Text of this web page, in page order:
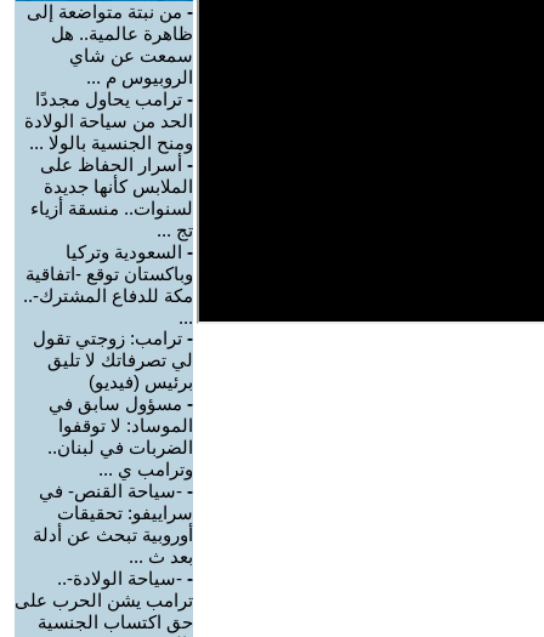
- من نبتة متواضعة إلى
ظاهرة عالمية.. هل
سمعت عن شاي
الروبيوس م ...
- ترامب يحاول مجددًا
الحد من سياحة الولادة
ومنح الجنسية بالولا ...
- أسرار الحفاظ على
الملابس كأنها جديدة
لسنوات.. منسقة أزياء
تج ...
- السعودية وتركيا
وباكستان توقع -اتفاقية
مكة للدفاع المشترك-..
...
- ترامب: زوجتي تقول
لي تصرفاتك لا تليق
برئيس (فيديو)
- مسؤول سابق في
الموساد: لا توقفوا
الضربات في لبنان..
وترامب ي ...
- -سياحة القنص- في
سراييفو: تحقيقات
أوروبية تبحث عن أدلة
بعد ث ...
- -سياحة الولادة-..
ترامب يشن الحرب على
حق اكتساب الجنسية